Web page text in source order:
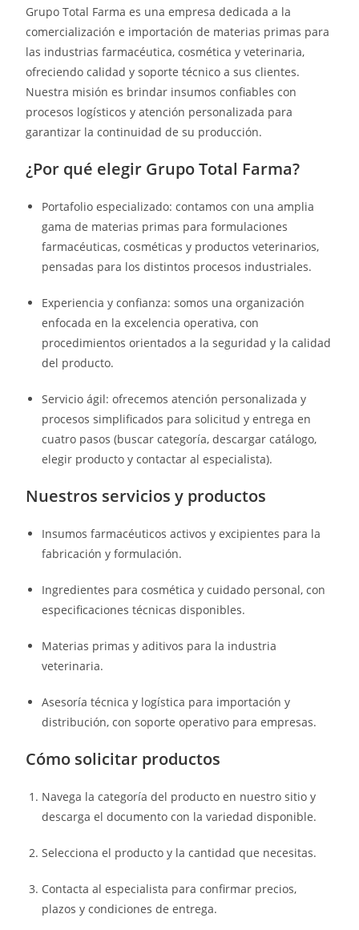
Grupo Total Farma es una empresa dedicada a la
comercialización e importación de materias primas para
las industrias farmacéutica, cosmética y veterinaria,
ofreciendo calidad y soporte técnico a sus clientes.
Nuestra misión es brindar insumos confiables con
procesos logísticos y atención personalizada para
garantizar la continuidad de su producción.
¿Por qué elegir Grupo Total Farma?
Portafolio especializado: contamos con una amplia
gama de materias primas para formulaciones
farmacéuticas, cosméticas y productos veterinarios,
pensadas para los distintos procesos industriales.
Experiencia y confianza: somos una organización
enfocada en la excelencia operativa, con
procedimientos orientados a la seguridad y la calidad
del producto.
Servicio ágil: ofrecemos atención personalizada y
procesos simplificados para solicitud y entrega en
cuatro pasos (buscar categoría, descargar catálogo,
elegir producto y contactar al especialista).
Nuestros servicios y productos
Insumos farmacéuticos activos y excipientes para la
fabricación y formulación.
Ingredientes para cosmética y cuidado personal, con
especificaciones técnicas disponibles.
Materias primas y aditivos para la industria
veterinaria.
Asesoría técnica y logística para importación y
distribución, con soporte operativo para empresas.
Cómo solicitar productos
Navega la categoría del producto en nuestro sitio y
descarga el documento con la variedad disponible.
Selecciona el producto y la cantidad que necesitas.
Contacta al especialista para confirmar precios,
plazos y condiciones de entrega.